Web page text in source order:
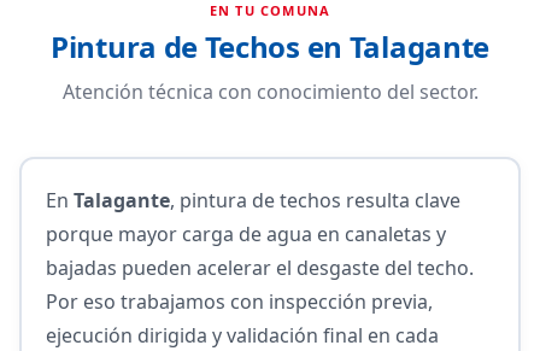
EN TU COMUNA
Pintura de Techos en Talagante
Atención técnica con conocimiento del sector.
En Talagante, pintura de techos resulta clave
porque mayor carga de agua en canaletas y
bajadas pueden acelerar el desgaste del techo.
Por eso trabajamos con inspección previa,
ejecución dirigida y validación final en cada